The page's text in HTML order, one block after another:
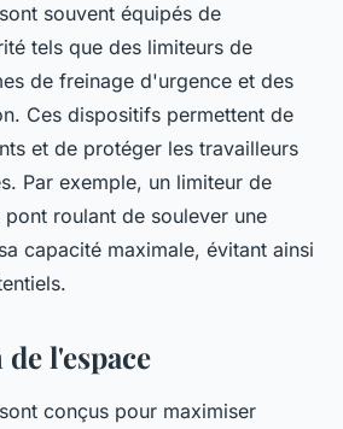
souvent équipés de
tels que des limiteurs de
de freinage d'urgence et des
Ces dispositifs permettent de
et de protéger les travailleurs
Par exemple, un limiteur de
roulant de soulever une
capacité maximale, évitant ainsi
l'espace
conçus pour maximiser